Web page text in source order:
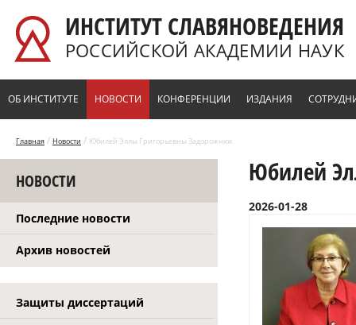
ИНСТИТУТ СЛАВЯНОВЕДЕНИЯ
РОССИЙСКОЙ АКАДЕМИИ НАУК
ОБ ИНСТИТУТЕ НОВОСТИ КОНФЕРЕНЦИИ ИЗДАНИЯ
Главная / Новости / Юбилей Эллы Григорьевны Задорожнюк
НОВОСТИ
Последние новости
Архив новостей
Защиты диссертаций
Юбилей
2026-01-28